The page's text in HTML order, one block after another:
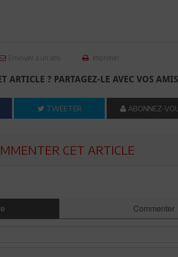
Envoyer à un ami Imprimer
ARTICLE ? PARTAGEZ-LE AVEC VOS
TWEETER ABONNEZ-
CET ARTICLE
Commenter